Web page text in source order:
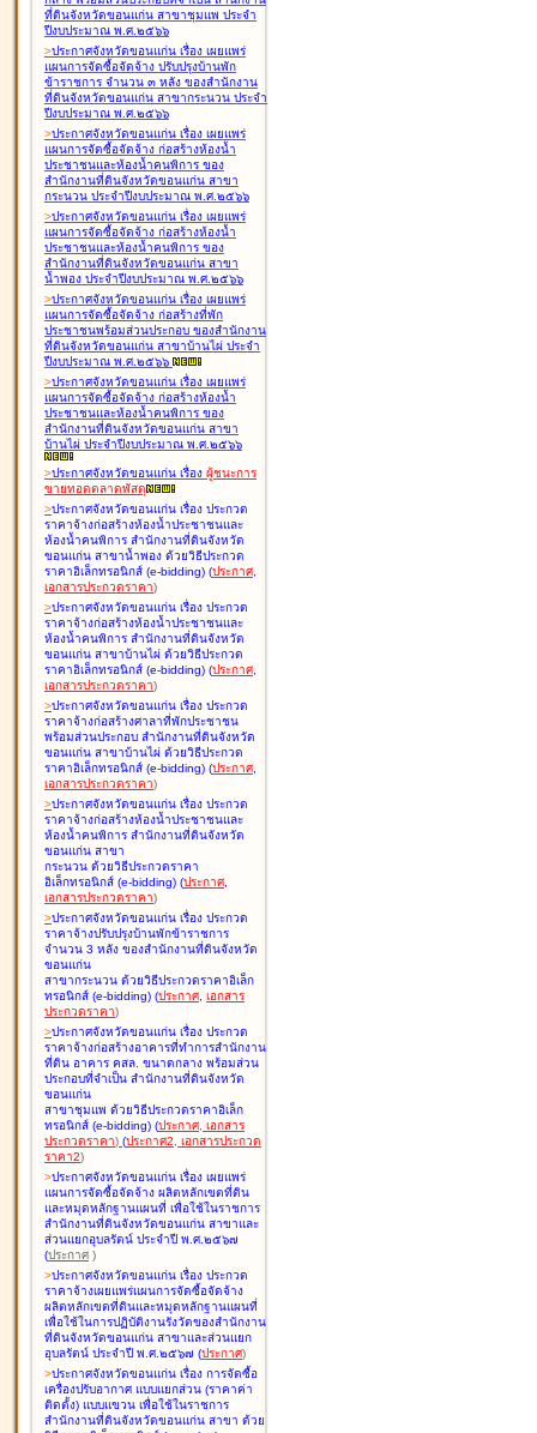
ที่ดินจังหวัดขอนแก่น สาขาชุมแพ ประจำ
ปีงบประมาณ พ.ศ.๒๕๖๖
>ประกาศจังหวัดขอนแก่น เรื่อง เผยแพร่
แผนการจัดซื้อจัดจ้าง ปรับปรุงบ้านพัก
ข้าราชการ จำนวน ๓ หลัง ของสำนักงาน
ที่ดินจังหวัดขอนแก่น สาขากระนวน ประจำ
ปีงบประมาณ พ.ศ.๒๕๖๖
>ประกาศจังหวัดขอนแก่น เรื่อง เผยแพร่
แผนการจัดซื้อจัดจ้าง ก่อสร้างห้องน้ำ
ประชาชนและห้องน้ำคนพิการ ของ
สำนักงานที่ดินจังหวัดขอนแก่น สาขา
กระนวน ประจำปีงบประมาณ พ.ศ.๒๕๖๖
>ประกาศจังหวัดขอนแก่น เรื่อง เผยแพร่
แผนการจัดซื้อจัดจ้าง ก่อสร้างห้องน้ำ
ประชาชนและห้องน้ำคนพิการ ของ
สำนักงานที่ดินจังหวัดขอนแก่น สาขา
น้ำพอง ประจำปีงบประมาณ พ.ศ.๒๕๖๖
>ประกาศจังหวัดขอนแก่น เรื่อง เผยแพร่
แผนการจัดซื้อจัดจ้าง ก่อสร้างที่พัก
ประชาชนพร้อมส่วนประกอบ ของสำนักงาน
ที่ดินจังหวัดขอนแก่น สาขาบ้านไผ่ ประจำ
ปีงบประมาณ พ.ศ.๒๕๖๖
>ประกาศจังหวัดขอนแก่น เรื่อง เผยแพร่
แผนการจัดซื้อจัดจ้าง ก่อสร้างห้องน้ำ
ประชาชนและห้องน้ำคนพิการ ของ
สำนักงานที่ดินจังหวัดขอนแก่น สาขา
บ้านไผ่ ประจำปีงบประมาณ พ.ศ.๒๕๖๖
>ประกาศจังหวัดขอนแก่น เรื่อง ผู้ชนะการ
ขายทอดตลาดพัสดุ
>ประกาศจังหวัดขอนแก่น เรื่อง ประกวด
ราคาจ้างก่อสร้างห้องน้ำประชาชนและ
ห้องน้ำคนพิการ สำนักงานที่ดินจังหวัด
ขอนแก่น สาขาน้ำพอง ด้วยวิธีประกวด
ราคาอิเล็กทรอนิกส์ (e-bidding) (ประกาศ,
เอกสารประกวดราคา)
>ประกาศจังหวัดขอนแก่น เรื่อง ประกวด
ราคาจ้างก่อสร้างห้องน้ำประชาชนและ
ห้องน้ำคนพิการ สำนักงานที่ดินจังหวัด
ขอนแก่น สาขาบ้านไผ่ ด้วยวิธีประกวด
ราคาอิเล็กทรอนิกส์ (e-bidding) (ประกาศ,
เอกสารประกวดราคา)
>ประกาศจังหวัดขอนแก่น เรื่อง ประกวด
ราคาจ้างก่อสร้างศาลาที่พักประชาชน
พร้อมส่วนประกอบ สำนักงานที่ดินจังหวัด
ขอนแก่น สาขาบ้านไผ่ ด้วยวิธีประกวด
ราคาอิเล็กทรอนิกส์ (e-bidding) (ประกาศ,
เอกสารประกวดราคา)
>ประกาศจังหวัดขอนแก่น เรื่อง ประกวด
ราคาจ้างก่อสร้างห้องน้ำประชาชนและ
ห้องน้ำคนพิการ สำนักงานที่ดินจังหวัด
ขอนแก่น สาขา
กระนวน ด้วยวิธีประกวดราคา
อิเล็กทรอนิกส์ (e-bidding) (ประกาศ,
เอกสารประกวดราคา)
>ประกาศจังหวัดขอนแก่น เรื่อง ประกวด
ราคาจ้างปรับปรุงบ้านพักข้าราชการ
จำนวน 3 หลัง ของสำนักงานที่ดินจังหวัด
ขอนแก่น
สาขากระนวน ด้วยวิธีประกวดราคาอิเล็ก
ทรอนิกส์ (e-bidding) (ประกาศ, เอกสาร
ประกวดราคา)
>ประกาศจังหวัดขอนแก่น เรื่อง ประกวด
ราคาจ้างก่อสร้างอาคารที่ทำการสำนักงาน
ที่ดิน อาคาร คสล. ขนาดกลาง พร้อมส่วน
ประกอบที่จำเป็น สำนักงานที่ดินจังหวัด
ขอนแก่น
สาขาชุมแพ ด้วยวิธีประกวดราคาอิเล็ก
ทรอนิกส์ (e-bidding) (ประกาศ, เอกสาร
ประกวดราคา) (ประกาศ2, เอกสารประกวด
ราคา2)
>ประกาศจังหวัดขอนแก่น เรื่อง เผยแพร่
แผนการจัดซื้อจัดจ้าง ผลิตหลักเขตที่ดิน
และหมุดหลักฐานแผนที่ เพื่อใช้ในราชการ
สำนักงานที่ดินจังหวัดขอนแก่น สาขาและ
ส่วนแยกอุบลรัตน์ ประจำปี พ.ศ.๒๕๖๗
(ประกาศ )
>ประกาศจังหวัดขอนแก่น เรื่อง ประกวด
ราคาจ้างเผยแพร่แผนการจัดซื้อจัดจ้าง
ผลิตหลักเขตที่ดินและหมุดหลักฐานแผนที่
เพื่อใช้ในการปฏิบัติงานรังวัดของสำนักงาน
ที่ดินจังหวัดขอนแก่น สาขาและส่วนแยก
อุบลรัตน์ ประจำปี พ.ศ.๒๕๖๗ (ประกาศ)
>ประกาศจังหวัดขอนแก่น เรื่อง การจัดซื้อ
เครื่องปรับอากาศ แบบแยกส่วน (ราคาค่า
ติดตั้ง) แบบแขวน เพื่อใช้ในราชการ
สำนักงานที่ดินจังหวัดขอนแก่น สาขา ด้วย